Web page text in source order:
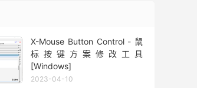
X-Mouse Button Control - 鼠
标按键方案修改工具
[Windows]
2023-04-10